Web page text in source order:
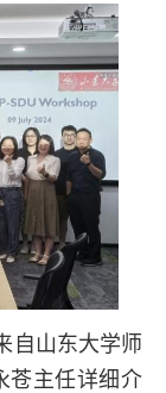
自山东大学师
苍主任详细介